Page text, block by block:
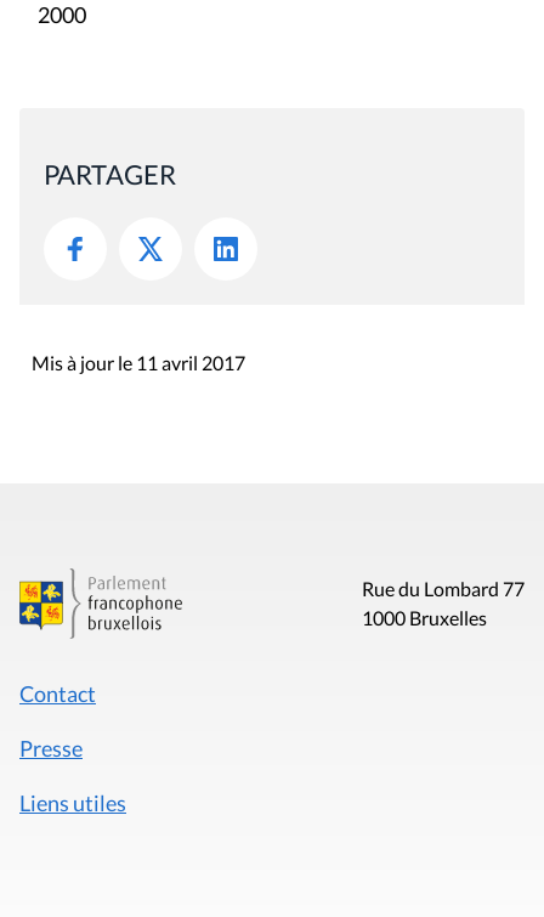
2000
PARTAGER
Mis à jour le 11 avril 2017
Rue du Lombard 77
1000 Bruxelles
Contact
Presse
Liens utiles